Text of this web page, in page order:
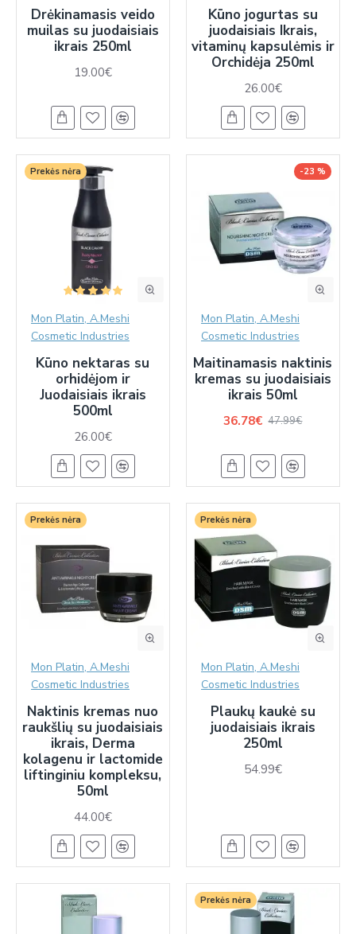
Drėkinamasis veido
muilas su juodaisiais
ikrais 250ml
19.00€
Kūno jogurtas su
juodaisiais Ikrais,
vitaminų kapsulėmis ir
Orchidėja 250ml
26.00€
Prekės nėra
Mon Platin, A.Meshi
Cosmetic Industries
Kūno nektaras su
orhidėjom ir
Juodaisiais ikrais
500ml
26.00€
-23 %
Mon Platin, A.Meshi
Cosmetic Industries
Maitinamasis naktinis
kremas su juodaisiais
ikrais 50ml
36.78€ 47.99€
Prekės nėra
Mon Platin, A.Meshi
Cosmetic Industries
Naktinis kremas nuo
raukšlių su juodaisiais
ikrais, Derma
kolagenu ir lactomide
liftinginiu kompleksu,
50ml
44.00€
Prekės nėra
Mon Platin, A.Meshi
Cosmetic Industries
Plaukų kaukė su
juodaisiais ikrais
250ml
54.99€
Prekės nėra